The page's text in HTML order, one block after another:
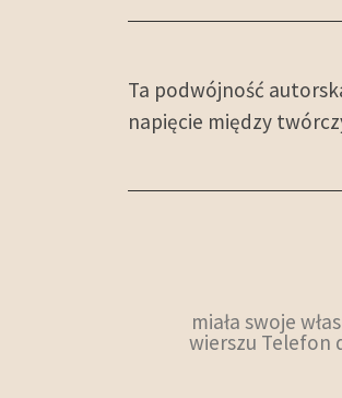
Ta podwójność
napięcie między
miała swoje
wierszu Telefon